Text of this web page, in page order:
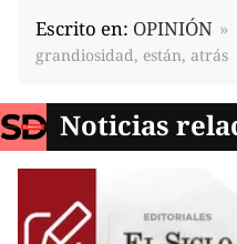
Escrito en: OPINIÓN
grandiosidad, están, atrás
Noticias